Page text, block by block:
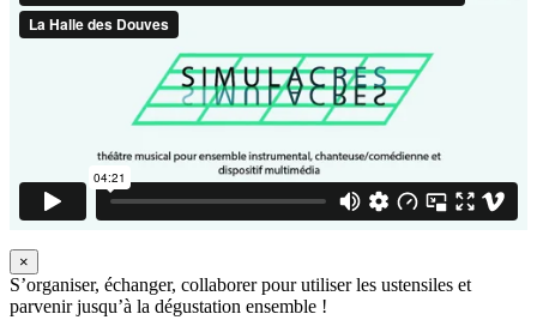
×
S’organiser, échanger, collaborer pour utiliser les ustensiles et
parvenir jusqu’à la dégustation ensemble !